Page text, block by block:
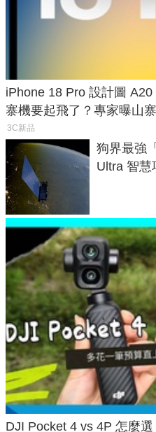
iPhone 18 Pro 設計圖
寨機要起飛了？專家曝山
3C新品
狗界最強
Ultra 智慧
DJI Pocket 4 vs 4P 怎麼